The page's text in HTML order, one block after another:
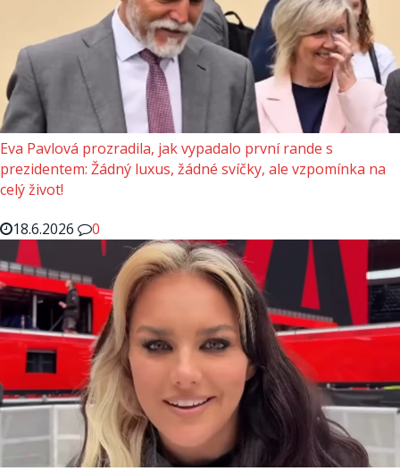
Eva Pavlová prozradila, jak vypadalo první rande s
prezidentem: Žádný luxus, žádné svíčky, ale vzpomínka na
celý život!
18.6.2026
0